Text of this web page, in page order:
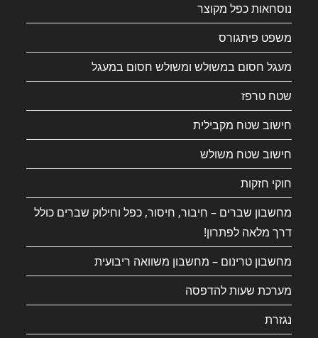
נוסחאות כפל מקוצר
משפט פיתגורס
מעגל חסום במשולש ומשולש חסום במעגל
שטח טרפז
חישוב שטח מקבילית
חישוב שטח משולש
חוקי חזקות
מחשבון שברים – חיבור, חיסור, כפל וחילוק שברים כולל
דרך מלאה לפתרון!
מחשבון טרינום – מחשבון משוואה ריבועית
מערכת שעות להדפסה
נגזרת